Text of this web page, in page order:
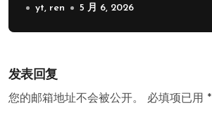
yt, ren 5 月 6, 2026
发表回复
您的邮箱地址不会被公开。 必填项已用 *